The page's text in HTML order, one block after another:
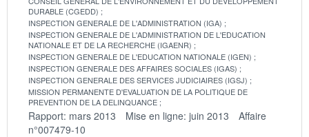
DURABLE (CGEDD)
INSPECTION GENERALE DE L'ADMINISTRATION (IGA)
INSPECTION GENERALE DE L'ADMINISTRATION DE L'EDUCATION
NATIONALE ET DE LA RECHERCHE (IGAENR)
INSPECTION GENERALE DE L'EDUCATION NATIONALE (IGEN)
INSPECTION GENERALE DES AFFAIRES SOCIALES (IGAS)
INSPECTION GENERALE DES SERVICES JUDICIAIRES (IGSJ)
MISSION PERMANENTE D'EVALUATION DE LA POLITIQUE DE
PREVENTION DE LA DELINQUANCE
Rapport: mars 2013 Mise en ligne: juin 2013
Affaire
n°007479-10